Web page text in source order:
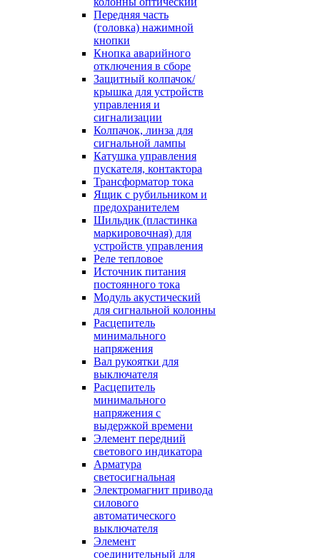
Передняя часть
(головка) нажимной
кнопки
Кнопка аварийного
отключения в сборе
Защитный колпачок/
крышка для устройств
управления и
сигнализации
Колпачок, линза для
сигнальной лампы
Катушка управления
пускателя, контактора
Трансформатор тока
Ящик с рубильником и
предохранителем
Шильдик (пластинка
маркировочная) для
устройств управления
Реле тепловое
Источник питания
постоянного тока
Модуль акустический
для сигнальной колонны
Расцепитель
минимального
напряжения
Вал рукоятки для
выключателя
Расцепитель
минимального
напряжения с
выдержкой времени
Элемент передний
светового индикатора
Арматура
светосигнальная
Электромагнит привода
силового
автоматического
выключателя
Элемент
соединительный для